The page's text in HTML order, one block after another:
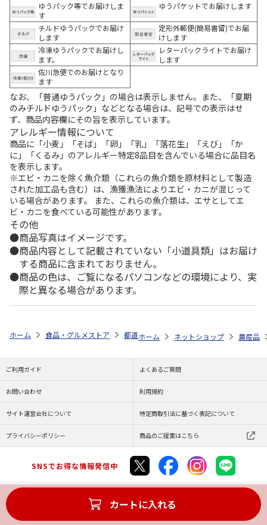
ゆうパック等でお届けしま
す
ゆうパケットでお届けします
チルドゆうパックでお届け
します
定形外郵便(簡易書留)でお届
けします
冷凍ゆうパックでお届けし
ます。
レターパックライトでお届け
します
佐川急便でのお届けとなり
ます
なお、「普通ゆうパック」の場合は表示しません。また、「夏期
のみチルドゆうパック」などとなる場合は、記号での表示はせ
ず、商品内容欄にその旨を表示しています。
アレルギー情報について
商品に「小麦」「そば」「卵」「乳」「落花生」「えび」「か
に」「くるみ」のアレルギー特定8品目を含んでいる場合に品目名
を表示します。
※エビ・カニを除く魚介類（これらの魚介類を原材料として製造
された加工品も含む）は、漁獲漁法によりエビ・カニが混じって
いる場合があります。 また、これらの魚介類は、エサとしてエ
ビ・カニを食べている可能性があります。
その他
商品写真はイメージです。
商品内容として記載されていない「小道具類」はお届け
する商品に含まれておりません。
商品の色は、ご覧になるパソコンなどの環境により、実
際と異なる場合があります。
カートに入れる
ホーム 食品・グルメストア 都道府県から探す 宮崎県 【糖度１
ホーム ネットショップ 農産品
ご利用ガイド よくあるご質問
お問い合わせ 利用規約
サイト運営会社について 特定商取引法に基づく表記について
プライバシーポリシー 商品のご提案はこちら
SNSでお得な情報発信中
Copyright (C) JAPAN POST Co.,Ltd. All Rights Reserved.